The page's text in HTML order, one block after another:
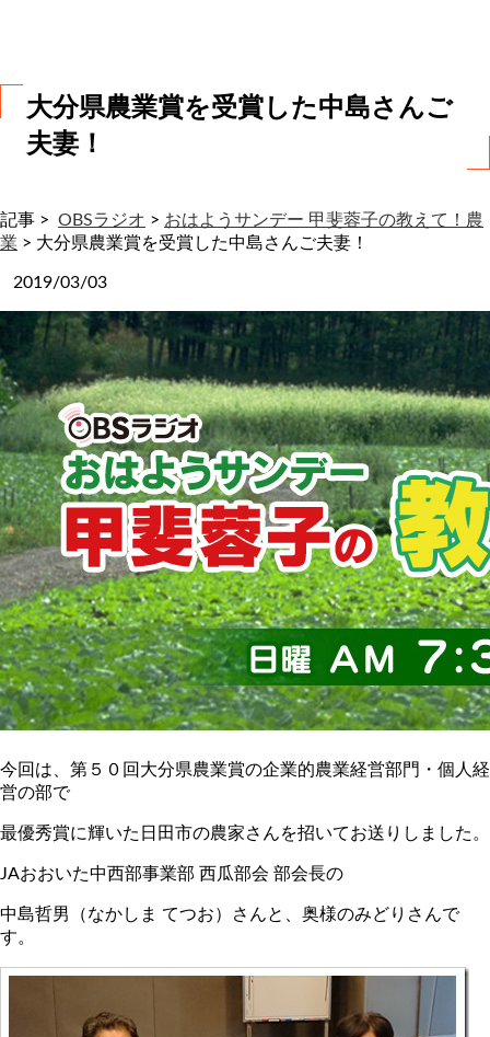
大分県農業賞を受賞した中島さんご
夫妻！
記事 > OBSラジオ > おはようサンデー 甲斐蓉子の教えて！農
業 > 大分県農業賞を受賞した中島さんご夫妻！
2019/03/03
今回は、第５０回大分県農業賞の企業的農業経営部門・個人経
営の部で
最優秀賞に輝いた日田市の農家さんを招いてお送りしました。
JAおおいた中西部事業部 西瓜部会 部会長の
中島哲男（なかしま てつお）さんと、奥様のみどりさんで
す。